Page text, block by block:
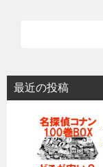
最近の投稿